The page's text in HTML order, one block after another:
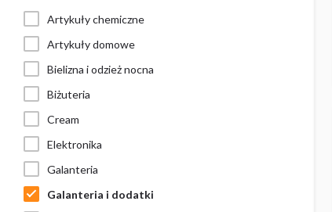
Artykuły chemiczne
Artykuły domowe
Bielizna i odzież nocna
Biżuteria
Cream
Elektronika
Galanteria
Galanteria i dodatki